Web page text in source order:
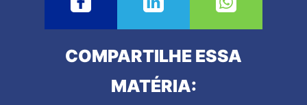
COMPARTILHE ESSA
MATÉRIA: